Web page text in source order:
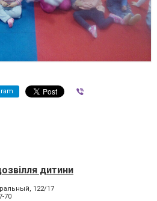
дитини
122/17
70